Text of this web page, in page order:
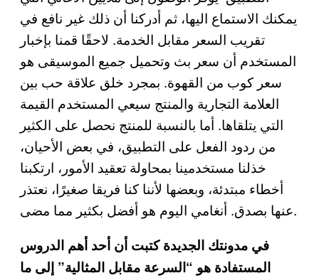
يمكنك الاستماع اليها، ثم أدركنا أن ذلك غير نافع في
تقريب السعر مقابل الخدمة. لاحقًا قمنا بإخبار
المستخدم أن سعر بث وتحميل جميع الموسيقى هو
سعر كوب من القهوة. بمجرد خلق علاقة حب بين
العلامة التجارية والمنتج سيعي المستخدم القيمة
التي يتلقاها. أما بالنسبة للمنتج نحصل على الكثير
من ردود الفعل على التطبيق، في بعض الأحيان،
خذلنا مستخدمينا بمحاولة تعقيد الأمور، ارتكبنا
أخطاء مبتدئة، وبعضها لأننا كنا فريقا صغيرًا، نعتذر
عنها بصدق. أنغامي اليوم هو أفضل بكثير مما مضى.
في مدونتك الجديدة كتبت أن أحد أهم الدروس
المستفادة هو “السرعة مقابل المثالية” إلى ما